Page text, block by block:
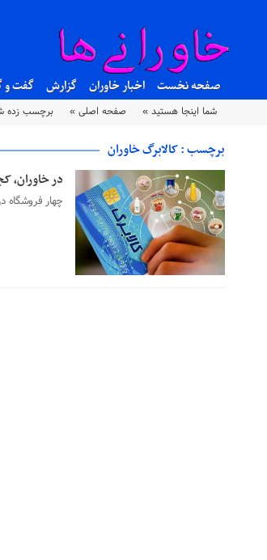
صفحه نخست اخبار خاوران گزارش گفت و
شما اینجا هستید » صفحه اصلی » برچسب زده
برچسب : کالابرگ خاوران
۰۱ مرداد ۱۴۰۴ در خاوران،
چهار فروشگاه